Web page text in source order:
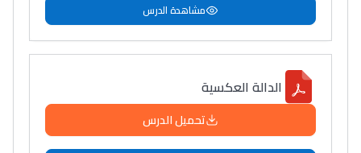
مشاهدة الدرس
الدالة العكسية
تحميل الدرس